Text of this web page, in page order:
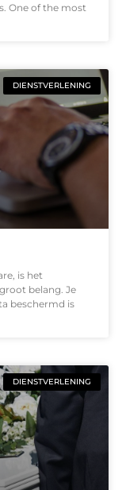
One of the most
DIENSTVERLENING
is het
belang. Je
beschermd is
DIENSTVERLENING